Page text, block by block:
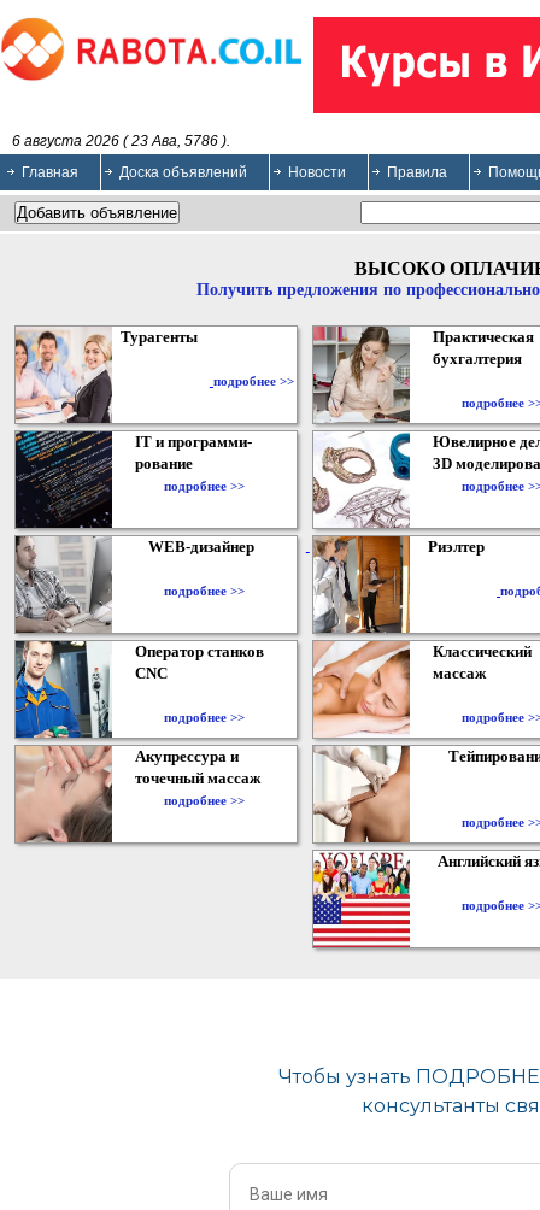
6 августа 2026 ( 23 Ава, 5786 ).
Главная
Доска объявлений Новости Правила
ВЫСОКО
Получить предложения по
Турагенты
подробнее >>
Практическая
бухгалтерия
подробнее
IT и программи-
рование
подробнее >>
Ювелирное
3D
подробнее
WEB-дизайнер
подробнее >>
Риэлтер
Оператор станков
CNC
подробнее >>
Классический
массаж
подробнее
Акупрессура и
точечный массаж
подробнее >>
подробнее
Английский
подробнее